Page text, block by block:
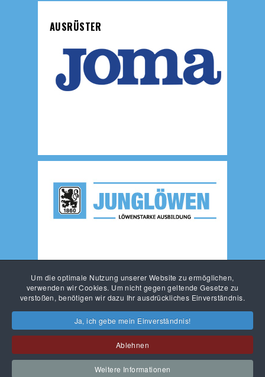
Um die optimale Nutzung unserer Website zu ermöglichen,
verwenden wir Cookies. Um nicht gegen geltende Gesetze zu
verstoßen, benötigen wir dazu Ihr ausdrückliches Einverständnis.
Ja, ich gebe mein Einverständnis!
Ablehnen
Weitere Informationen
AUSRÜSTER
KONTAKT IMPRESSUM DATENSCHUTZ